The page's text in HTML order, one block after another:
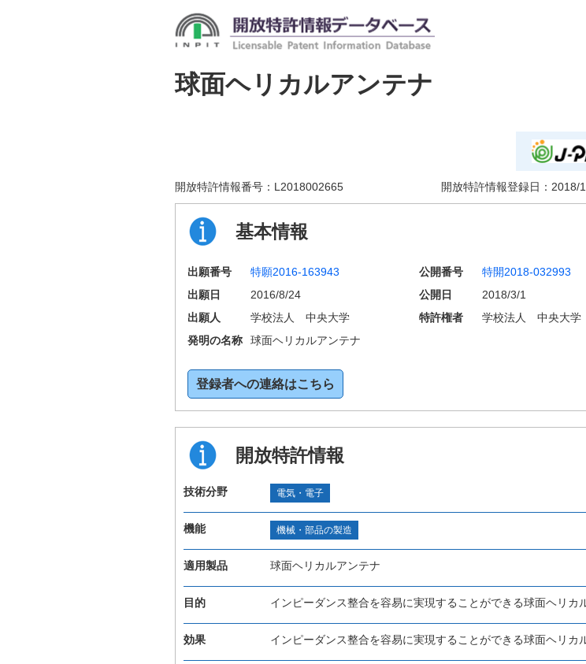
球面ヘリカルアンテナ
開放特許情報番号： L2018002665 開放特許情報登録日： 2018/
基本情報
出願番号 特願2016-163943 公開番号 特開2018-032993
出願日
2016/8/24 公開日
2018/3/1
出願人
学校法人 中央大学 特許権者 学校法人 中央大学
発明の名称
球面ヘリカルアンテナ
登録者への連絡はこちら
開放特許情報
技術分野 電気・電子
機能 機械・部品の製造
適用製品 球面ヘリカルアンテナ
目的 インピーダンス整合を容易に実現することができる球面ヘリカ
効果 インピーダンス整合を容易に実現することができる球面ヘリカ